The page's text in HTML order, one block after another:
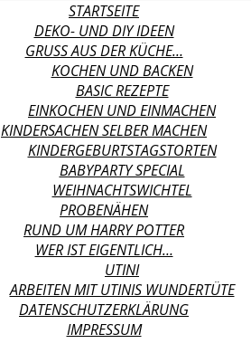
STARTSEITE
DEKO- UND DIY IDEEN
GRUSS AUS DER KÜCHE…
KOCHEN UND BACKEN
BASIC REZEPTE
EINKOCHEN UND EINMACHEN
KINDERSACHEN SELBER MACHEN
KINDERGEBURTSTAGSTORTEN
BABYPARTY SPECIAL
WEIHNACHTSWICHTEL
PROBENÄHEN
RUND UM HARRY POTTER
WER IST EIGENTLICH…
UTINI
ARBEITEN MIT UTINIS WUNDERTÜTE
DATENSCHUTZERKLÄRUNG
IMPRESSUM